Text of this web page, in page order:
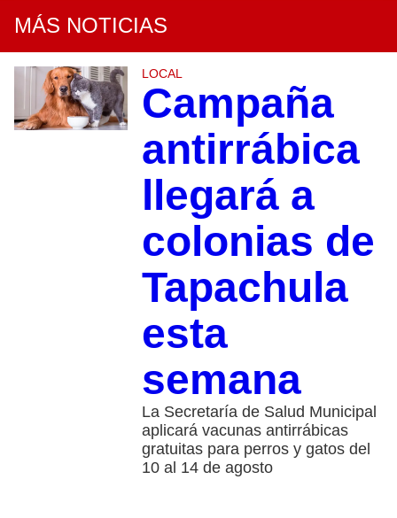
MÁS NOTICIAS
LOCAL
Campaña
antirrábica
llegará a
colonias de
Tapachula
esta
semana
La Secretaría de Salud Municipal
aplicará vacunas antirrábicas
gratuitas para perros y gatos del
10 al 14 de agosto